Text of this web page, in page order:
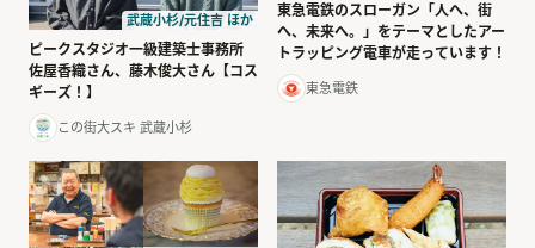
武蔵小杉/元住吉 ほか
ピークスタジオ一級建築士事務所
佐屋香織さん、藤木俊大さん【コス
ギーズ！】
この街大スキ 武蔵小杉
東急電鉄のスローガン「人へ、街
へ、未来へ。」をテーマとしたアー
トラッピング電車が走っています！
東急電鉄